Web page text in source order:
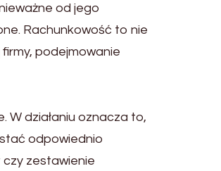
od jego
Rachunkowość to nie
podejmowanie
W działaniu oznacza to,
odpowiednio
czy zestawienie